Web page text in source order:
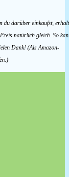
du darüber einkaufst,
natürlich gleich. So
Dank! (Als Amazon-